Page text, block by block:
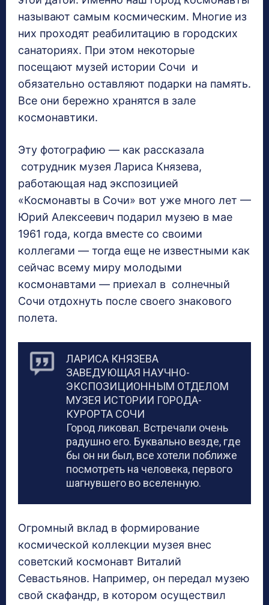
называют самым космическим. Многие из
них проходят реабилитацию в городских
санаториях. При этом некоторые
посещают музей истории Сочи и
обязательно оставляют подарки на память.
Все они бережно хранятся в зале
космонавтики.
Эту фотографию — как рассказала
сотрудник музея Лариса Князева,
работающая над экспозицией
«Космонавты в Сочи» вот уже много лет —
Юрий Алексеевич подарил музею в мае
1961 года, когда вместе со своими
коллегами — тогда еще не известными как
сейчас всему миру молодыми
космонавтами — приехал в солнечный
Сочи отдохнуть после своего знакового
полета.
ЛАРИСА КНЯЗЕВА
ЗАВЕДУЮЩАЯ НАУЧНО-
ЭКСПОЗИЦИОННЫМ ОТДЕЛОМ
МУЗЕЯ ИСТОРИИ ГОРОДА-
КУРОРТА СОЧИ
Город ликовал. Встречали очень
радушно его. Буквально везде, где
бы он ни был, все хотели поближе
посмотреть на человека, первого
шагнувшего во вселенную.
Огромный вклад в формирование
космической коллекции музея внес
советский космонавт Виталий
Севастьянов. Например, он передал музею
свой скафандр, в котором осуществил